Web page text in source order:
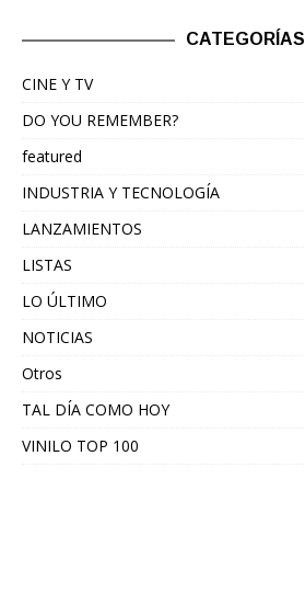
CATEGORÍAS
CINE Y TV
DO YOU REMEMBER?
featured
INDUSTRIA Y TECNOLOGÍA
LANZAMIENTOS
LISTAS
LO ÚLTIMO
NOTICIAS
Otros
TAL DÍA COMO HOY
VINILO TOP 100